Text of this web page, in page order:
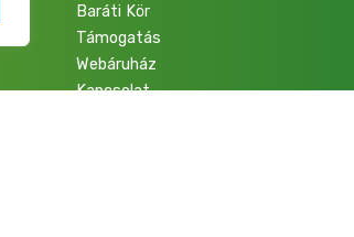
Baráti Kör
Támogatás
Webáruház
Kapcsolat